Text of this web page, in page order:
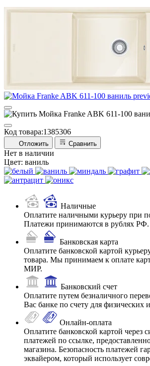
Код товара:1385306
Отложить Сравнить
Нет в наличии
Цвет: ваниль
Наличные
Оплатите наличными курьеру при
Платежи принимаются в рублях РФ.
Банковская карта
Оплатите банковской картой
товара. Мы принимаем к оплате
МИР.
Банковский счет
Оплатите путем безналичного
Вас банке по счету для физических
Онлайн-оплата
Оплатите банковской картой через
платежей по ссылке,
магазина. Безопасность платежей
эквайером, который использует